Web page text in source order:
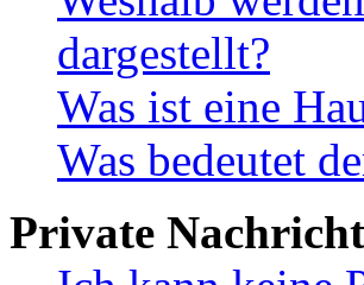
dargestellt?
Was ist eine
Was bedeutet
Private